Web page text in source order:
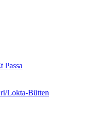
Passa
Lokta-Bütten